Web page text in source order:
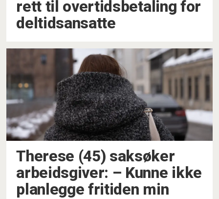
rett til overtidsbetaling for
deltidsansatte
Therese (45) saksøker
arbeidsgiver: – Kunne ikke
planlegge fritiden min